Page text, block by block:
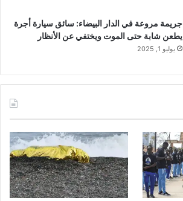
جريمة مروعة في الدار البيضاء: سائق سيارة أجرة
يطعن شابة حتى الموت ويختفي عن الأنظار
يوليو 1, 2025